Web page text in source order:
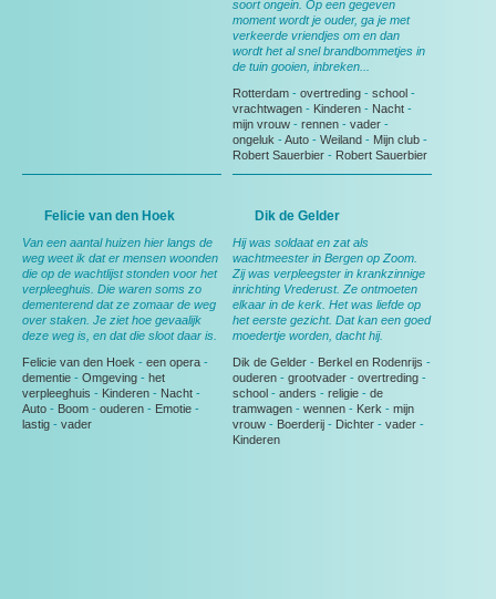
soort ongein. Op een gegeven
moment wordt je ouder, ga je met
verkeerde vriendjes om en dan
wordt het al snel brandbommetjes in
de tuin gooien, inbreken...
Rotterdam - overtreding - school -
vrachtwagen - Kinderen - Nacht -
mijn vrouw - rennen - vader -
ongeluk -Auto - Weiland - Mijn club -
Robert Sauerbier - Robert Sauerbier
Felicie van den Hoek
Van een aantal huizen hier langs de
weg weet ik dat er mensen woonden
die op de wachtlijst stonden voor het
verpleeghuis. Die waren soms zo
dementerend dat ze zomaar de weg
over staken. Je ziet hoe gevaalijk
deze weg is, en dat die sloot daar is.
Felicie van den Hoek - een opera -
dementie - Omgeving - het
verpleeghuis - Kinderen - Nacht -
Auto - Boom - ouderen - Emotie -
lastig - vader
Dik de Gelder
Hij was soldaat en zat als
wachtmeester in Bergen op Zoom.
Zij was verpleegster in krankzinnige
inrichting Vrederust. Ze ontmoeten
elkaar in de kerk. Het was liefde op
het eerste gezicht. Dat kan een goed
moedertje worden, dacht hij.
Dik de Gelder - Berkel en Rodenrijs -
ouderen - grootvader - overtreding -
school - anders - religie - de
tramwagen - wennen - Kerk - mijn
vrouw - Boerderij - Dichter - vader -
Kinderen